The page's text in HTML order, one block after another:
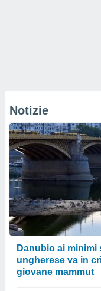
Notizie
Danubio ai
ungherese va in
giovane mammut